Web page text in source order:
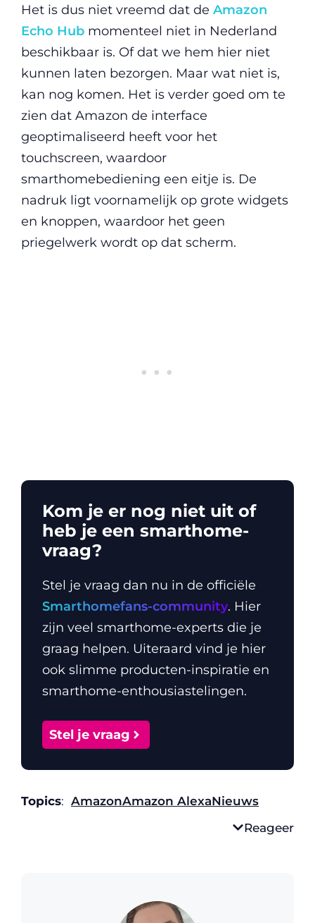
Het is dus niet vreemd dat de Amazon
Echo Hub momenteel niet in Nederland
beschikbaar is. Of dat we hem hier niet
kunnen laten bezorgen. Maar wat niet is,
kan nog komen. Het is verder goed om te
zien dat Amazon de interface
geoptimaliseerd heeft voor het
touchscreen, waardoor
smarthomebediening een eitje is. De
nadruk ligt voornamelijk op grote widgets
en knoppen, waardoor het geen
priegelwerk wordt op dat scherm.
Kom je er nog niet uit of
heb je een smarthome-
vraag?
Stel je vraag dan nu in de officiële
Smarthomefans-community. Hier
zijn veel smarthome-experts die je
graag helpen. Uiteraard vind je hier
ook slimme producten-inspiratie en
smarthome-enthousiastelingen.
Stel je vraag
Topics: AmazonAmazon AlexaNieuws
Reageer